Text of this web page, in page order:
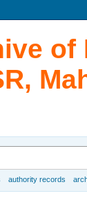
of
authority records